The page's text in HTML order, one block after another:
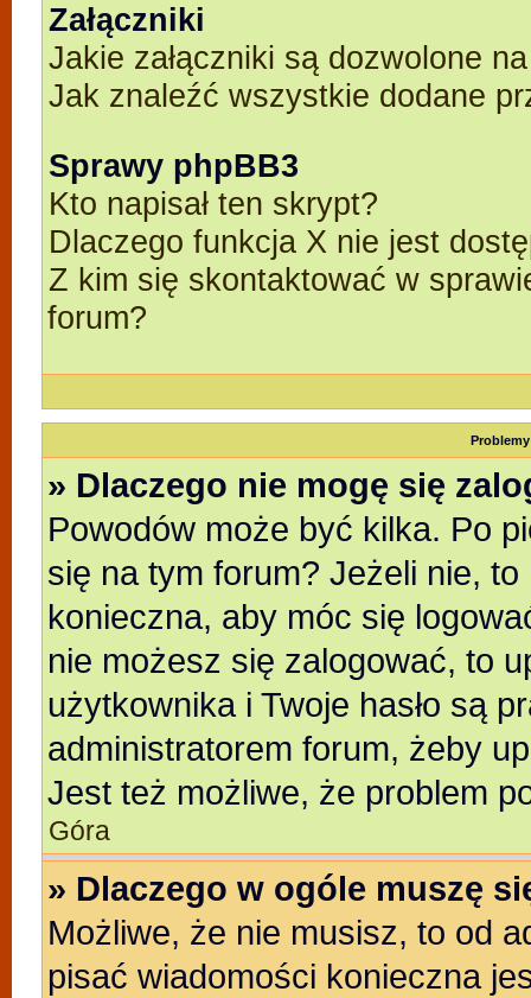
Załączniki
Jakie załączniki są dozwolone
Jak znaleźć wszystkie dodane
Sprawy phpBB3
Kto napisał ten skrypt?
Dlaczego funkcja X nie jest
Z kim się skontaktować w
forum?
» Dlaczego nie mogę się
Powodów może być kilka. Po
się na tym forum? Jeżeli nie,
konieczna, aby móc się
nie możesz się zalogować, to
użytkownika i Twoje hasło są
administratorem forum, żeby
Jest też możliwe, że problem
Góra
» Dlaczego w ogóle muszę
Możliwe, że nie musisz, to od
pisać wiadomości konieczna